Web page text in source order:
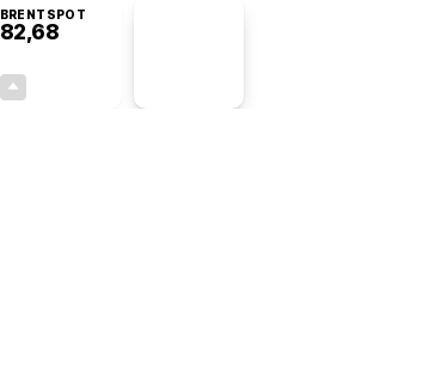
BRENTSPOT
82,68